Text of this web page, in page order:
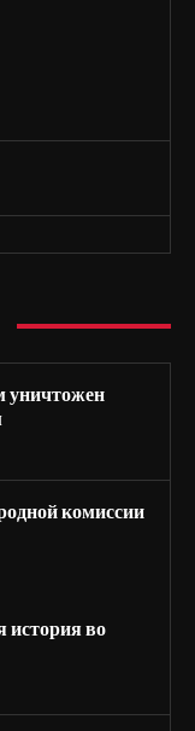
уничтожен
комиссии
история во